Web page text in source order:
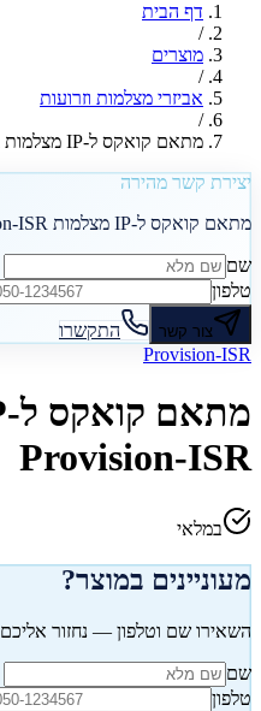
דף הבית
/
מוצרים
/
אביזרי מצלמות וזרועות
/
מתאם קואקס ל-IP מצלמות Provision-ISR
יצירת קשר מהירה
מתאם קואקס ל-IP מצלמות Provision-ISR
שם
טלפון
צור קשר
התקשרו
Provision-ISR
Provision-ISR
במלאי
מעוניינים במוצר?
השאירו שם וטלפון — נחזור
שם
טלפון